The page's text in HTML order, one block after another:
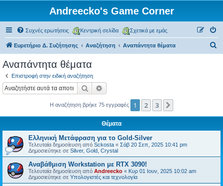
Andreecko's Game Corner
Συχνές ερωτήσεις Κεντρική σελίδα Σχετικά με εμάς
Ευρετήριο Δ. Συζήτησης Αναζήτηση Αναπάντητα θέματα
η
Αναπάντητα θέματα
Επιστροφή στην ειδική αναζήτηση
Αναζήτηση
Η αναζήτηση βρήκε 75 εγγραφές 1 2 3
Θέματα
Ελληνική Μετάφραση για το Gold-Silver
Τελευταία δημοσίευση από Sckosta « Σάβ 20 Σεπ, 2025 10:41 pm
Δημοσιεύτηκε σε Silver, Gold, Crystal
Αναβάθμιση Workstation με RTX 3090!
Τελευταία δημοσίευση από Andreecko « Κυρ 01 Ιουν, 2025 10:02 am
Δημοσιεύτηκε σε Υπολογιστές και τεχνολογία